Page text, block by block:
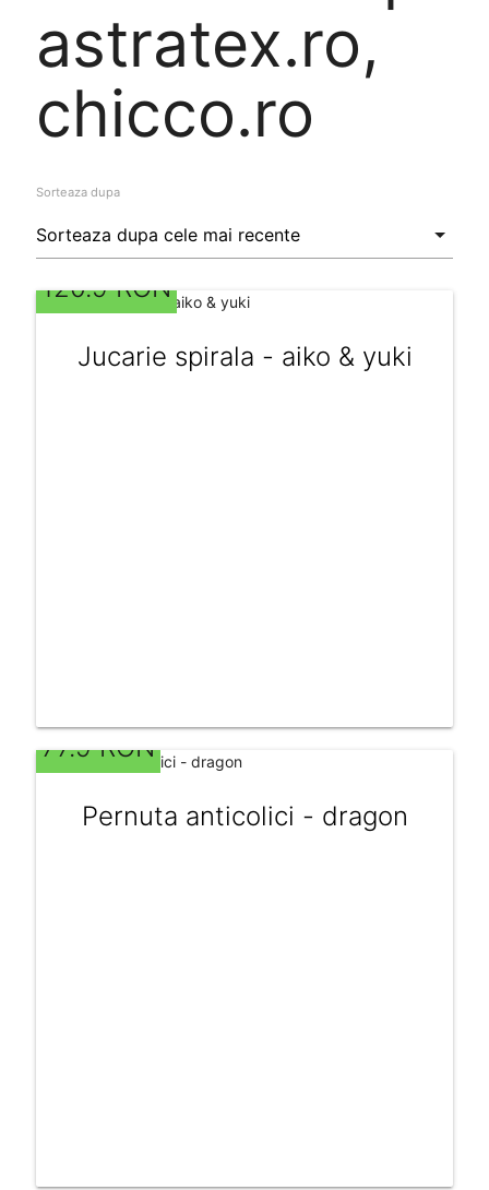
astratex.ro,
chicco.ro
Sorteaza dupa
120.9 RON
Jucarie spirala - aiko & yuki
77.9 RON
Pernuta anticolici - dragon